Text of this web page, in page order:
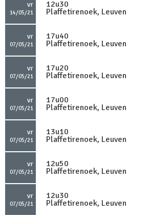
vr
14/05/21
12u30
Plaffetirenoek, Leuven
vr
07/05/21
17u40
Plaffetirenoek, Leuven
vr
07/05/21
17u20
Plaffetirenoek, Leuven
vr
07/05/21
17u00
Plaffetirenoek, Leuven
vr
07/05/21
13u10
Plaffetirenoek, Leuven
vr
07/05/21
12u50
Plaffetirenoek, Leuven
vr
07/05/21
12u30
Plaffetirenoek, Leuven